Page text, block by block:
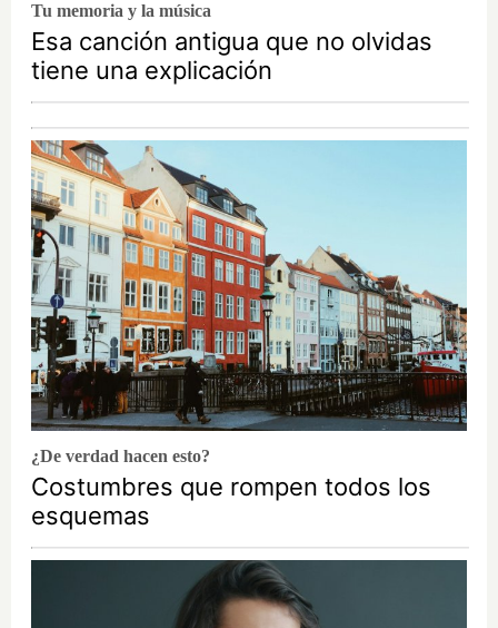
Tu memoria y la música
Esa canción antigua que no olvidas
tiene una explicación
¿De verdad hacen esto?
Costumbres que rompen todos los
esquemas